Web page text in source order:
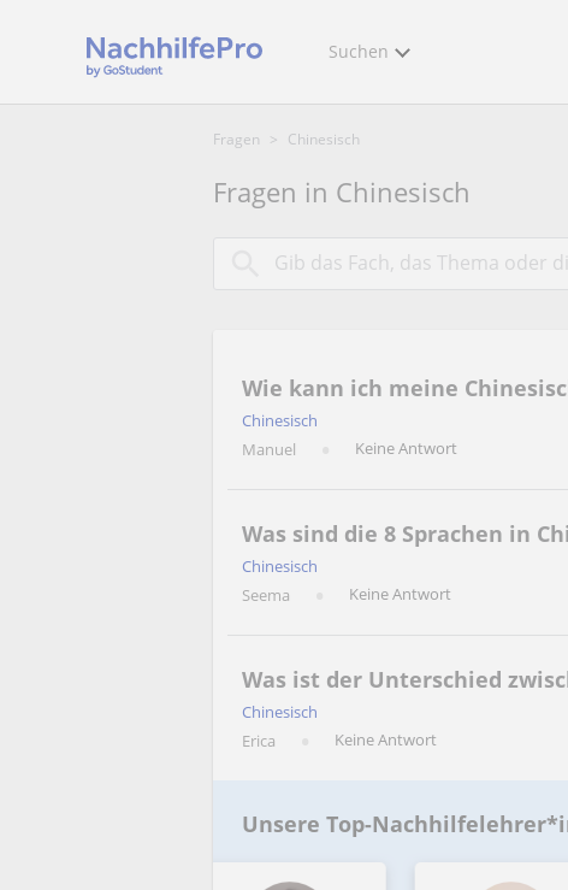
Suchen
Fragen > Chinesisch
Fragen in Chinesisch
Wie kann ich meine
Chinesisch
Manuel
Keine Antwort
Was sind die 8 Sprachen in
Chinesisch
Seema
Keine Antwort
Was ist der Unterschied
Chinesisch
Erica
Keine Antwort
Unsere Top-